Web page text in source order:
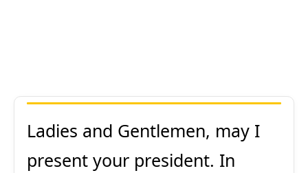
Ladies and Gentlemen, may I
present your president. In